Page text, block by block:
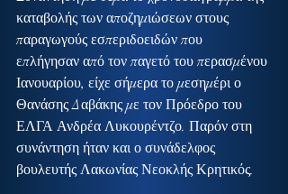
καταβολής των αποζημιώσεων στους
παραγωγούς εσπεριδοειδών που
επλήγησαν από τον παγετό του περασμένου
Ιανουαρίου, είχε σήμερα το μεσημέρι ο
Θανάσης Δαβάκης με τον Πρόεδρο του
ΕΛΓΑ Ανδρέα Λυκουρέντζο. Παρόν στη
συνάντηση ήταν και ο συνάδελφος
βουλευτής Λακωνίας Νεοκλής Κρητικός.